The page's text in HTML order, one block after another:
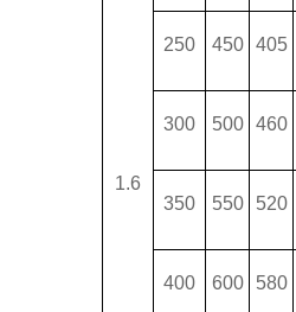
1.6
250 450 405
300 500 460
350 550 520
400 600 580